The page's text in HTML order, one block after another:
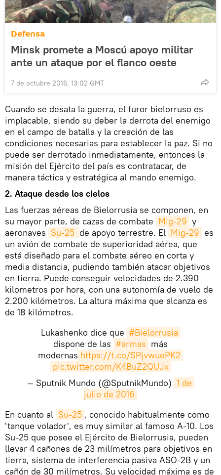
Defensa
Minsk prоmete a Moscú apoyo militar
ante un ataque por el flanco oeste
7 de octubre 2016, 13:02 GMT
Cuando se desata la guerra, el furor bielorruso es
implacable, siendo su deber la derrota del enemigo
en el campo de batalla y la creación de las
condiciones necesarias para establecer la paz. Si no
puede ser derrotado inmediatamente, entonces la
misión del Ejército del país es contratacar, de
manera táctica y estratégica al mando enemigo.
2. Ataque desde los cielos
Las fuerzas aéreas de Bielorrusia se componen, en
su mayor parte, de cazas de combate Mig-29 y
aeronaves Su-25 de apoyo terrestre. El Mig-29 es
un avión de combate de superioridad aérea, que
está diseñado para el combate aéreo en corta y
media distancia, pudiendo también atacar objetivos
en tierra. Puede conseguir velocidades de 2.390
kilometros por hora, con una autonomía de vuelo de
2.200 kilómetros. La altura máxima que alcanza es
de 18 kilómetros.
Lukashenko dice que #Bielorrusia
dispone de las #armas más
modernas https://t.co/SPjvwuePK2
pic.twitter.com/K4BuZ2QUJx
— Sputnik Mundo (@SputnikMundo) 1 de
julio de 2016
​En cuanto al Su-25 , conocido habitualmente como
'tanque volador', es muy similar al famoso A-10. Los
Su-25 que posee el Ejército de Bielorrusia, pueden
llevar 4 cañones de 23 milímetros para objetivos en
tierra, sistema de interferencia pasiva ASO-2B y un
cañón de 30 milímetros. Su velocidad máxima es de